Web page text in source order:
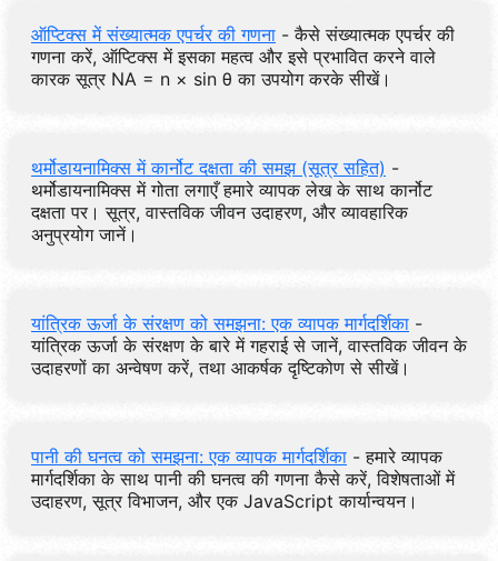
ऑप्टिक्स में संख्यात्मक एपर्चर की गणना - कैसे संख्यात्मक एपर्चर की
गणना करें, ऑप्टिक्स में इसका महत्व और इसे प्रभावित करने वाले
कारक सूत्र NA = n × sin θ का उपयोग करके सीखें।
थर्मोडायनामिक्स में कार्नोट दक्षता की समझ (सूत्र सहित) -
थर्मोडायनामिक्स में गोता लगाएँ हमारे व्यापक लेख के साथ कार्नोट
दक्षता पर। सूत्र, वास्तविक जीवन उदाहरण, और व्यावहारिक
अनुप्रयोग जानें।
यांत्रिक ऊर्जा के संरक्षण को समझना: एक व्यापक मार्गदर्शिका -
यांत्रिक ऊर्जा के संरक्षण के बारे में गहराई से जानें, वास्तविक जीवन के
उदाहरणों का अन्वेषण करें, तथा आकर्षक दृष्टिकोण से सीखें।
पानी की घनत्व को समझना: एक व्यापक मार्गदर्शिका - हमारे व्यापक
मार्गदर्शिका के साथ पानी की घनत्व की गणना कैसे करें, विशेषताओं में
उदाहरण, सूत्र विभाजन, और एक JavaScript कार्यान्वयन।